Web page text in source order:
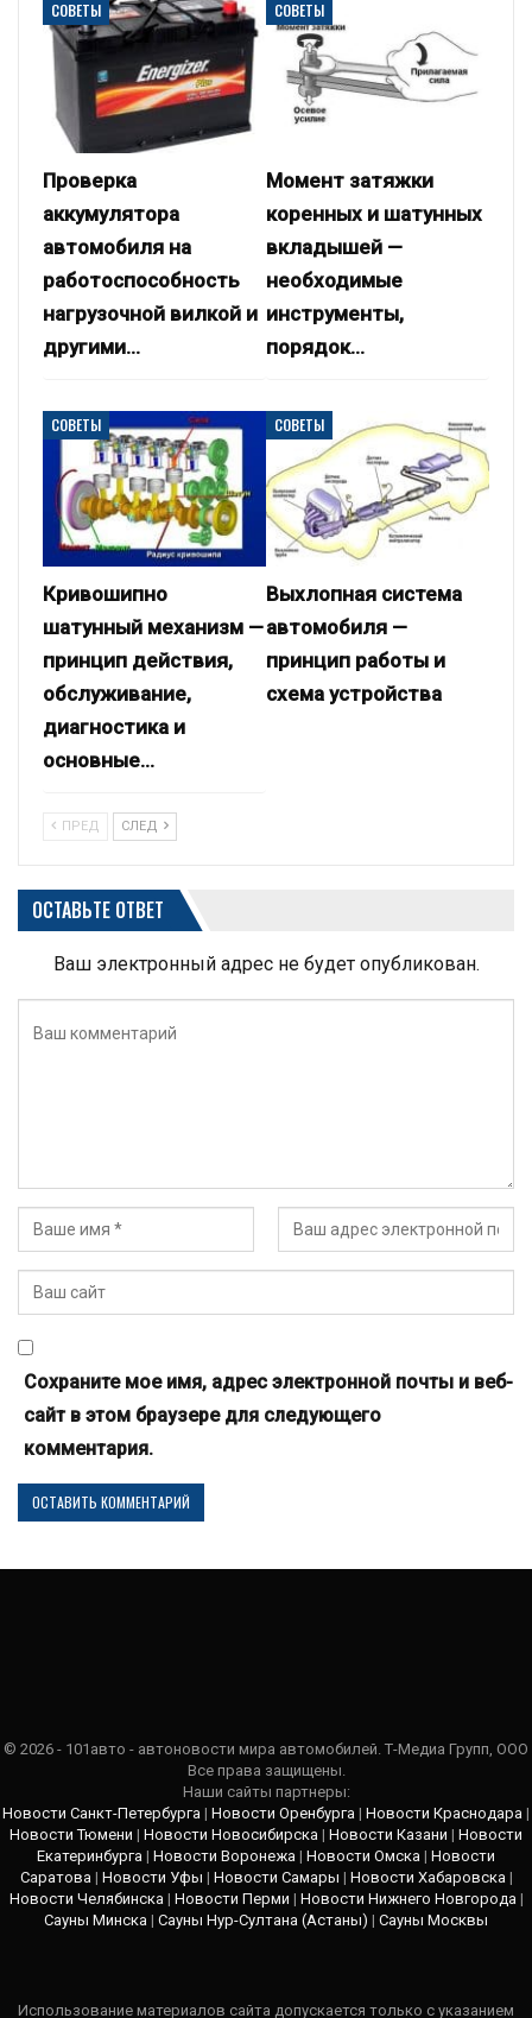
СОВЕТЫ
Проверка
аккумулятора
автомобиля на
работоспособность
нагрузочной вилкой и
другими…
СОВЕТЫ
Момент затяжки
коренных и шатунных
вкладышей —
необходимые
инструменты,
порядок…
СОВЕТЫ
Кривошипно
шатунный механизм —
принцип действия,
обслуживание,
диагностика и
основные…
СОВЕТЫ
Выхлопная система
автомобиля —
принцип работы и
схема устройства
ПРЕД СЛЕД
ОСТАВЬТЕ ОТВЕТ
Ваш электронный адрес не будет опубликован.
Сохраните мое имя, адрес электронной почты и веб-
сайт в этом браузере для следующего
комментария.
© 2026 - 101авто - автоновости мира автомобилей. Т-Медиа Групп, ООО
Все права защищены.
Наши сайты партнеры:
Новости Санкт-Петербурга | Новости Оренбурга | Новости Краснодара |
Новости Тюмени | Новости Новосибирска | Новости Казани | Новости
Екатеринбурга | Новости Воронежа | Новости Омска | Новости
Саратова| Новости Уфы | Новости Самары | Новости Хабаровска|
Новости Челябинска| Новости Перми | Новости Нижнего Новгорода|
Сауны Минска | Сауны Нур-Султана (Астаны) | Сауны Москвы
Использование материалов сайта допускается только с указанием